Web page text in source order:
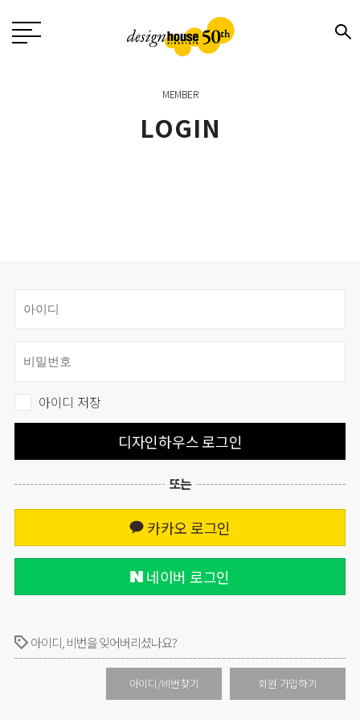
MEMBER
LOGIN
아이디 저장
디자인하우스 로그인
또는
카카오 로그인
네이버 로그인
아이디, 비번을 잊어버리셨나요?
회원 가입하기
아이디/비번찾기